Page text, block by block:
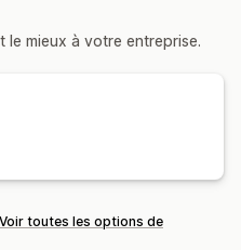
d’expédition
mieux à votre entreprise.
Voir toutes les options de